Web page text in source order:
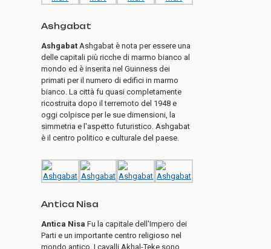
Ashgabat
Ashgabat Ashgabat è nota per essere una
delle capitali più ricche di marmo bianco al
mondo ed è inserita nel Guinness dei
primati per il numero di edifici in marmo
bianco. La città fu quasi completamente
ricostruita dopo il terremoto del 1948 e
oggi colpisce per le sue dimensioni, la
simmetria e l'aspetto futuristico. Ashgabat
è il centro politico e culturale del paese.
Antica Nisa
Antica Nisa Fu la capitale dell'Impero dei
Parti e un importante centro religioso nel
mondo antico. I cavalli Akhal-Teke sono